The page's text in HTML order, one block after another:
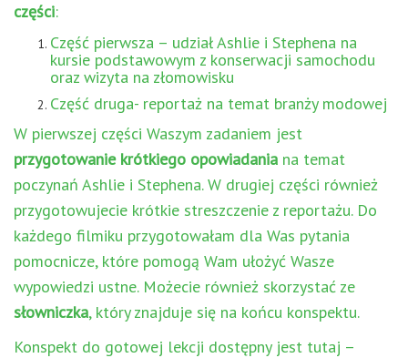
części:
Część pierwsza – udział Ashlie i Stephena na
kursie podstawowym z konserwacji samochodu
oraz wizyta na złomowisku
Część druga- reportaż na temat branży modowej
W pierwszej części Waszym zadaniem jest
przygotowanie krótkiego opowiadania na temat
poczynań Ashlie i Stephena. W drugiej części również
przygotowujecie krótkie streszczenie z reportażu. Do
każdego filmiku przygotowałam dla Was pytania
pomocnicze, które pomogą Wam ułożyć Wasze
wypowiedzi ustne. Możecie również skorzystać ze
słowniczka, który znajduje się na końcu konspektu.
Konspekt do gotowej lekcji dostępny jest tutaj –